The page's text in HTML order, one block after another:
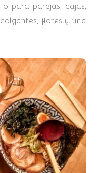
o para parejas, cajas,
flores y una